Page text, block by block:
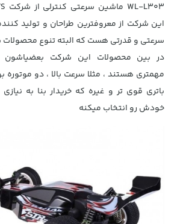
این شرکت از معروفترین طراحان و تولید
سرعتی و قدرتی هست که البته تنوع محصولات
در بین محصولات این شرکت بعضیاشون
مهمتری هستند ، مثلا سرعت بالا ، دو موتوره
باتری قوی تر و غیره که خریدار بنا به
خودش رو انتخاب میکنه